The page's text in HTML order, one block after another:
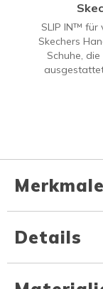
SLIP IN™ für
Skechers
Schuhe,
Merkmale
Details